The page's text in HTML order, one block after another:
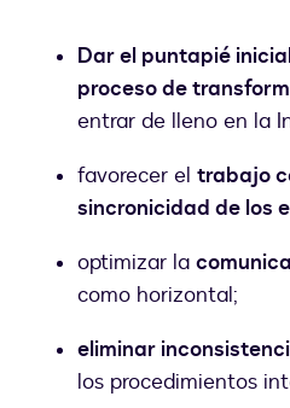
Dar el puntapié
proceso de
entrar de lleno en la
favorecer el trabajo
sincronicidad de los
optimizar la
como horizontal;
eliminar
los procedimientos